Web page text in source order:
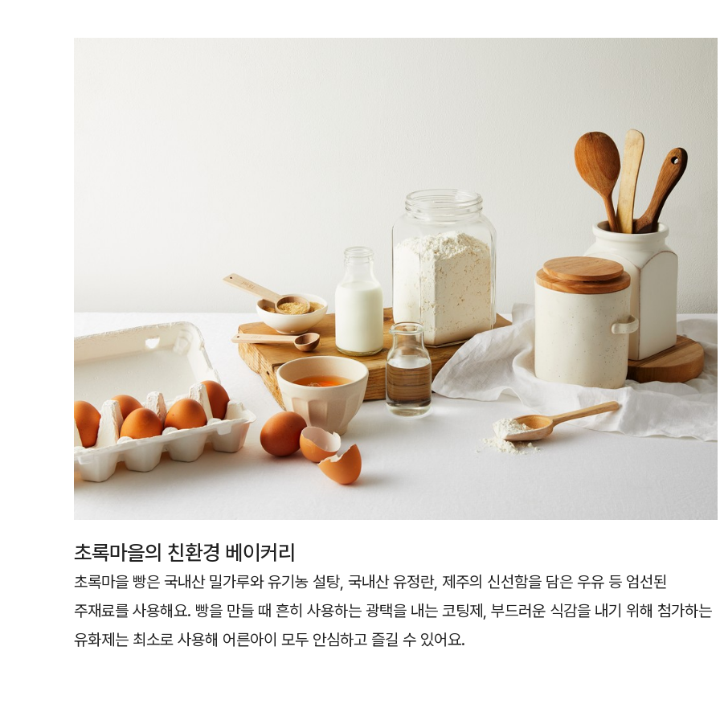
초록마을의 친환경 베이커리
초록마을 빵은 국내산 밀가루와 유기농 설탕, 국내산 유정란, 제주의 신선함을 담은 우유 등 엄선된
주재료를 사용해요. 빵을 만들 때 흔히 사용하는 광택을 내는 코팅제, 부드러운 식감을 내기 위해 첨가하는
유화제는 최소로 사용해 어른아이 모두 안심하고 즐길 수 있어요.